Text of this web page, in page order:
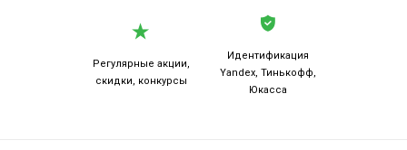
Регулярные акции,
скидки, конкурсы
Идентификация
Yandex, Тинькофф,
Юкасса